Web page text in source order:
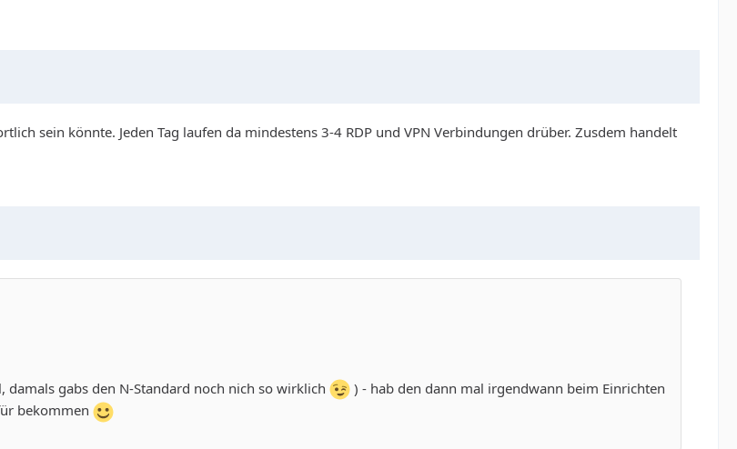
sein könnte. Jeden Tag laufen da mindestens 3-4 RDP und VPN Verbindungen drüber. Zusdem handelt
gabs den N-Standard noch nich so wirklich
) - hab den dann mal irgendwann beim Einrichten
bekommen